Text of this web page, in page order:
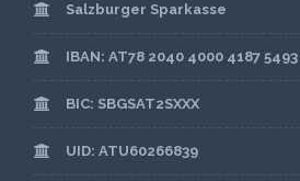
Salzburger Sparkasse
IBAN: AT78 2040 4000 4187 5493
BIC: SBGSAT2SXXX
UID: ATU60266839